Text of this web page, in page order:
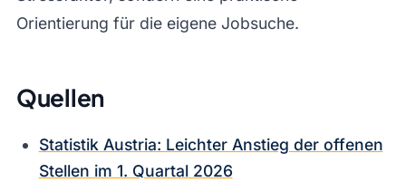
Orientierung für die eigene Jobsuche.
Quellen
Statistik Austria: Leichter Anstieg der offenen
Stellen im 1. Quartal 2026